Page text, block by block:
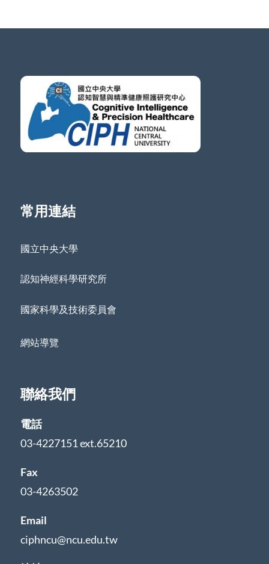
常用連結
國立中央大學
認知神經科學研究所
國家科學及技術委員會
網站導覽
聯絡我們
電話
03-4227151 ext.65210
Fax
03-4263502
Email
ciphncu@ncu.edu.tw